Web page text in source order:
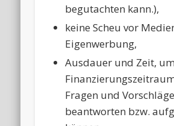
begutachten kann.),
keine Scheu vor
Eigenwerbung,
Ausdauer und Zeit,
Fragen und Vorschläge
beantworten bzw.